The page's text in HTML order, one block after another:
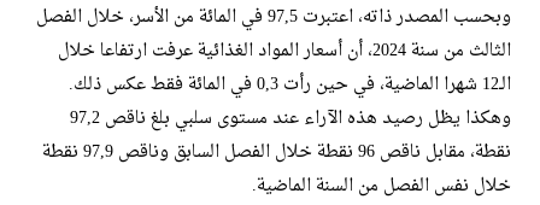
وبحسب المصدر ذاته، اعتبرت 97,5 في المائة من الأسر، خلال الفصل
الثالث من سنة 2024، أن أسعار المواد الغذائية عرفت ارتفاعا خلال
الـ12 شهرا الماضية، في حين رأت 0,3 في المائة فقط عكس ذلك.
وهكذا يظل رصيد هذه الآراء عند مستوى سلبي بلغ ناقص 97,2
نقطة، مقابل ناقص 96 نقطة خلال الفصل السابق وناقص 97,9 نقطة
خلال نفس الفصل من السنة الماضية.